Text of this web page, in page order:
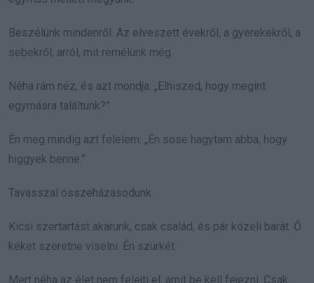
Beszélünk mindenről. Az elveszett évekről, a gyerekekről, a
sebekről, arról, mit remélünk még.
Néha rám néz, és azt mondja: „Elhiszed, hogy megint
egymásra találtunk?”
Én meg mindig azt felelem: „Én sose hagytam abba, hogy
higgyek benne.”
Tavasszal összeházasodunk.
Kicsi szertartást akarunk, csak család, és pár közeli barát. Ő
kéket szeretne viselni. Én szürkét.
Mert néha az élet nem felejti el, amit be kell fejezni. Csak